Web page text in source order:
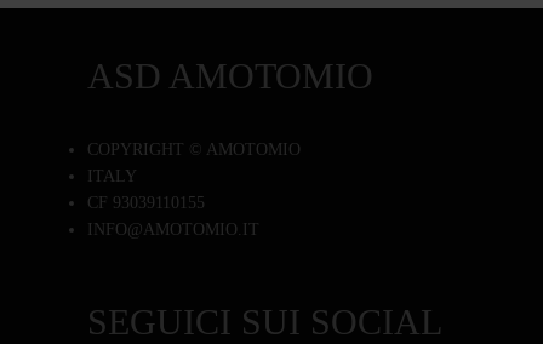
ASD AMOTOMIO
COPYRIGHT © AMOTOMIO
ITALY
CF 93039110155
INFO@AMOTOMIO.IT
SEGUICI SUI SOCIAL